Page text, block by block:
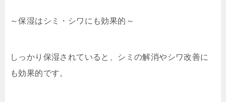
～保湿はシミ・シワにも効果的～
しっかり保湿されていると、シミの解消やシワ改善に
も効果的です。